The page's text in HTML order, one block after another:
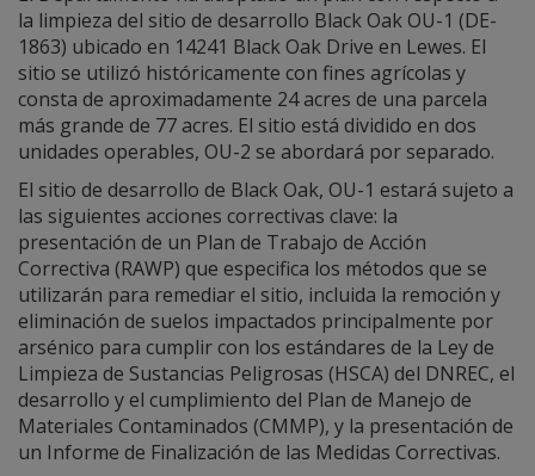
la limpieza del sitio de desarrollo Black Oak OU-1 (DE-
1863) ubicado en 14241 Black Oak Drive en Lewes. El
sitio se utilizó históricamente con fines agrícolas y
consta de aproximadamente 24 acres de una parcela
más grande de 77 acres. El sitio está dividido en dos
unidades operables, OU-2 se abordará por separado.
El sitio de desarrollo de Black Oak, OU-1 estará sujeto a
las siguientes acciones correctivas clave: la
presentación de un Plan de Trabajo de Acción
Correctiva (RAWP) que especifica los métodos que se
utilizarán para remediar el sitio, incluida la remoción y
eliminación de suelos impactados principalmente por
arsénico para cumplir con los estándares de la Ley de
Limpieza de Sustancias Peligrosas (HSCA) del DNREC, el
desarrollo y el cumplimiento del Plan de Manejo de
Materiales Contaminados (CMMP), y la presentación de
un Informe de Finalización de las Medidas Correctivas.